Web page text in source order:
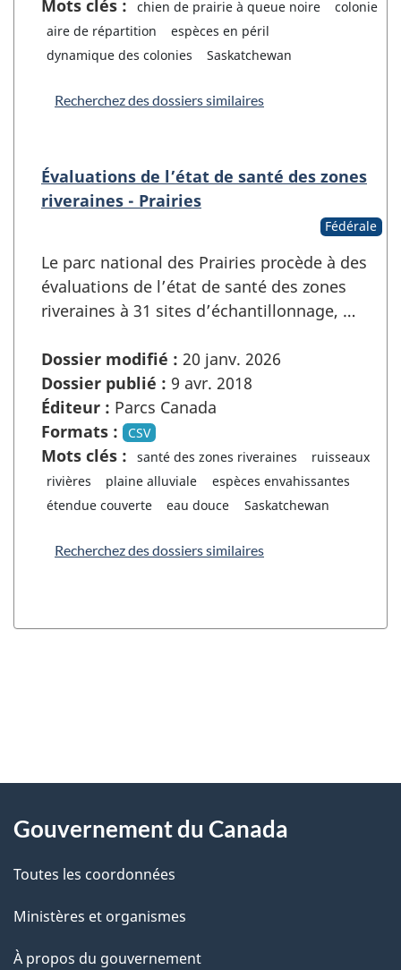
Mots clés : chien de prairie à queue noire
colonie
aire de répartition
espèces en péril
dynamique des colonies
Saskatchewan
Recherchez des dossiers similaires
Évaluations de l’état de santé des zones
riveraines - Prairies
Fédérale
Le parc national des Prairies procède à des
évaluations de l’état de santé des zones
riveraines à 31 sites d’échantillonnage, …
Dossier modifié : 20 janv. 2026
Dossier publié : 9 avr. 2018
Éditeur : Parcs Canada
Formats :
CSV
Mots clés : santé des zones riveraines
ruisseaux
rivières
plaine alluviale
espèces envahissantes
étendue couverte
eau douce Saskatchewan
Recherchez des dossiers similaires
D
t
a
l
s
propos
ce
site
Gouvernement du Canada
Toutes les coordonnées
Ministères et organismes
À propos du gouvernement